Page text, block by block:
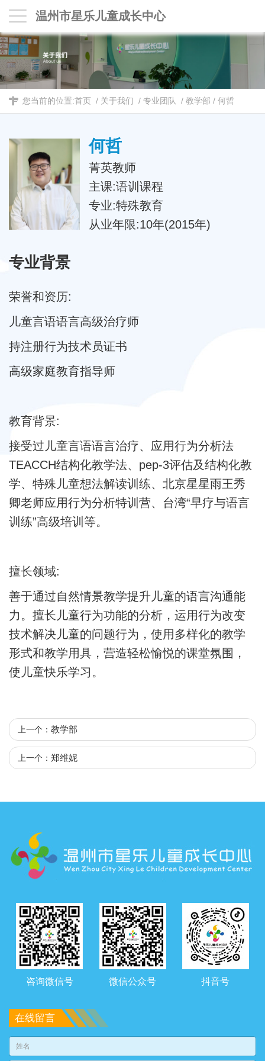
温州市星乐儿童成长中心
您当前的位置:首页 / 关于我们 / 专业团队 / 教学部 / 何哲
何哲
菁英教师
主课:语训课程
专业:特殊教育
从业年限:10年(2015年)
专业背景
荣誉和资历:
儿童言语语言高级治疗师
持注册行为技术员证书
高级家庭教育指导师
教育背景:
接受过儿童言语语言治疗、应用行为分析法
TEACCH结构化教学法、pep-3评估及结构化教
学、特殊儿童想法解读训练、北京星星雨王秀
卿老师应用行为分析特训营、台湾“早疗与语言
训练”高级培训等。
擅长领域:
善于通过自然情景教学提升儿童的语言沟通能
力。擅长儿童行为功能的分析，运用行为改变
技术解决儿童的问题行为，使用多样化的教学
形式和教学用具，营造轻松愉悦的课堂氛围，
使儿童快乐学习。
上一个： 教学部
上一个： 郑维妮
咨询微信号 微信公众号 抖音号
在线留言